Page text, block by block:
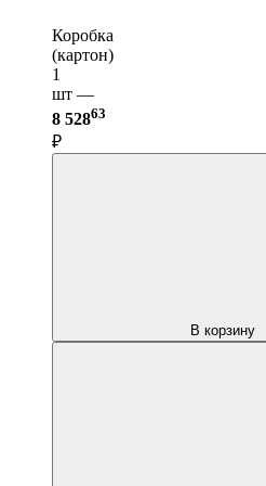
Коробка
(картон)
1
шт —
8 52863
₽
В корзину